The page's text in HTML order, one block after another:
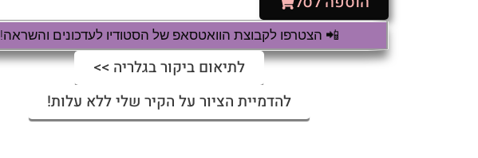
📲 הצטרפו לקבוצת הוואטסאפ של הסטודיו לעדכונים והשראה!
לתיאום ביקור בגלריה >>
להדמיית הציור על הקיר שלי ללא עלות!